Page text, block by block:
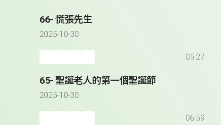
66- 慌張先生
2025-10-30
05:27
65- 聖誕老人的第一個聖誕節
2025-10-30
06:59